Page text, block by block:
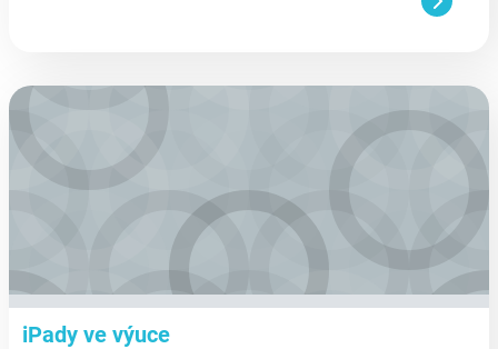
aa
iPady ve výuce